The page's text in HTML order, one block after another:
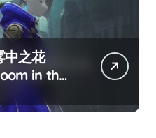
中之花
in the